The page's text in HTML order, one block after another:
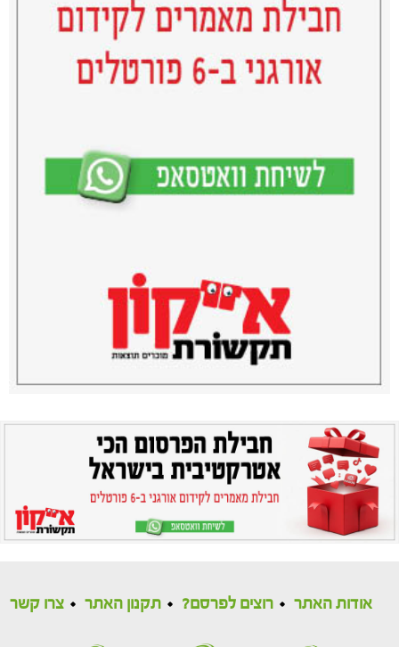
אודות האתר רוצים לפרסם? תקנון האתר צרו קשר